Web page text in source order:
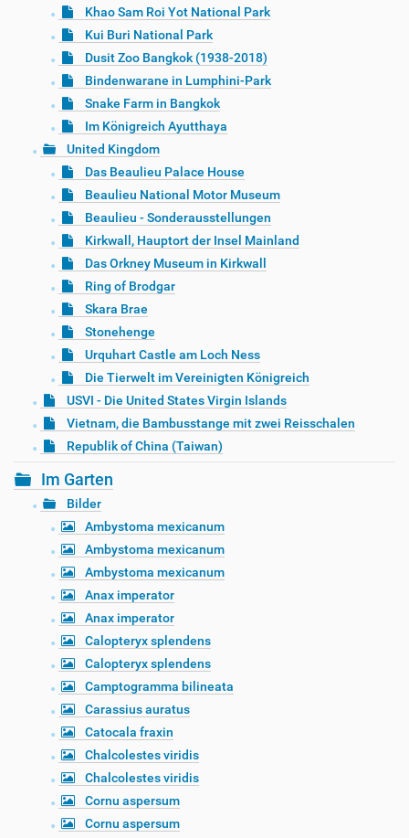
Khao Sam Roi Yot National Park
Kui Buri National Park
Dusit Zoo Bangkok (1938-2018)
Bindenwarane in Lumphini-Park
Snake Farm in Bangkok
Im Königreich Ayutthaya
United Kingdom
Das Beaulieu Palace House
Beaulieu National Motor Museum
Beaulieu - Sonderausstellungen
Kirkwall, Hauptort der Insel Mainland
Das Orkney Museum in Kirkwall
Ring of Brodgar
Skara Brae
Stonehenge
Urquhart Castle am Loch Ness
Die Tierwelt im Vereinigten Königreich
USVI - Die United States Virgin Islands
Vietnam, die Bambusstange mit zwei Reisschalen
Republik of China (Taiwan)
Im Garten
Bilder
Ambystoma mexicanum
Ambystoma mexicanum
Ambystoma mexicanum
Anax imperator
Anax imperator
Calopteryx splendens
Calopteryx splendens
Camptogramma bilineata
Carassius auratus
Catocala fraxin
Chalcolestes viridis
Chalcolestes viridis
Cornu aspersum
Cornu aspersum